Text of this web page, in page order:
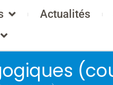
Actualités